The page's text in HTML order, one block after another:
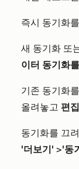
즉시 동기화
새 동기화 또
이터 동기화를
기존 동기화
올려놓고 편
동기화를 끄
'더보기' >'동